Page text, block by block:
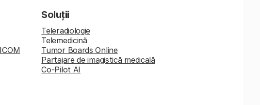
Soluții
Teleradiologie
Telemedicină
Tumor Boards Online
Partajare de imagistică medicală
Co-Pilot AI